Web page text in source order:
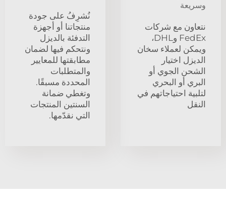
وسريعة
نتعاون مع شركات
FedEx وDHL،
ويمكن لعملاء سخان
الديزل اختيار
الشحن الجوي أو
البري أو البحري
لتلبية احتياجاتهم في
النقل
نُشرِفُ على جودة
منتجاتنا أو أجهزة
التدفئة بالديزل
ونتحكم فيها لضمان
مطابقتها للمعايير
والمتطلبات
المحددة مسبقًا.
وتغطي ضمانة
السنتين المنتجات
التي نقدّمها.